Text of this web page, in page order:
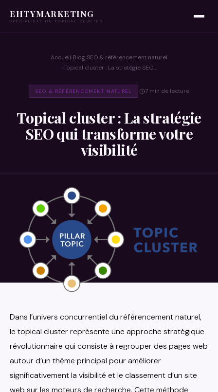
EHTYMARKETING
SPÉCIALISTE DU TOPICAL CLUSTER
Accueil›Blog›SEO & référencement naturel
›Topical cluster : La stratégie SEO…
SEO & RÉFÉRENCEMENT NATUREL · 7 min de lecture
Topical cluster : La stratégie
SEO qui transforme votre
visibilité
Dans l’univers concurrentiel du référencement naturel,
le topical cluster représente une approche stratégique
révolutionnaire qui consiste à regrouper des pages web
autour d’un thème principal pour améliorer
significativement la visibilité et le classement d’un site
web sur les moteurs de recherche. Cette méthode